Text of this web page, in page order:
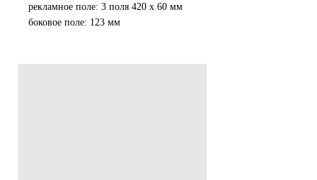
рекламное поле: 3 поля 420 х 60 мм
боковое поле: 123 мм